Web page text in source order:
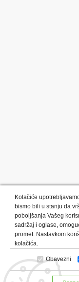
Kategorije proizvoda:
Upaljači
USB
Notesi i rokovnici
Torbe i putovanja
Kolačiće
bismo bili u stanju da
poboljšanja Vašeg
sadržaj i oglase,
promet. Nastavkom
kolačića.
Obavezni